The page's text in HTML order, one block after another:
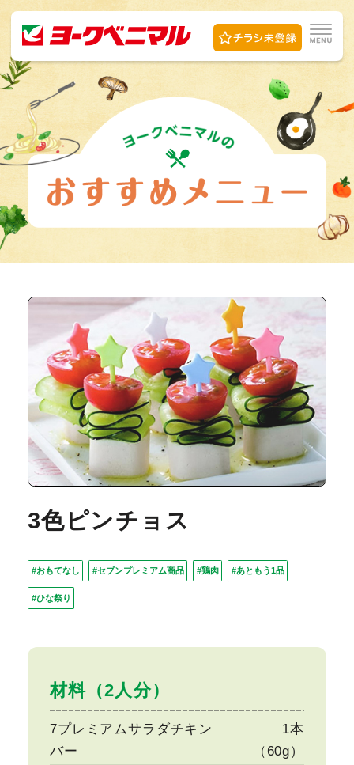
材料（2人分）
7プレミアムサラダチキン
バー
1本
（60g）
3色ピンチョス
#おもてなし #セブンプレミアム商品 #鶏肉 #あともう1品
#ひな祭り